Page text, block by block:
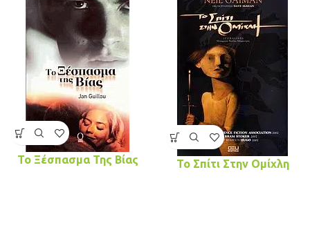
Το Ξέσπασμα Της Βίας Το Σπίτι Στην Ομίχλη